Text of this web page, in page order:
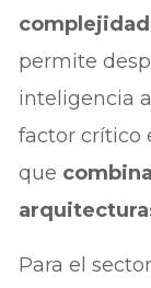
permite
inteligencia
factor crítico
que
Para el